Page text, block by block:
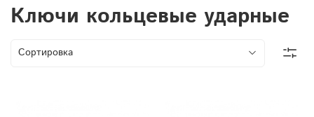
Ключи кольцевые ударные